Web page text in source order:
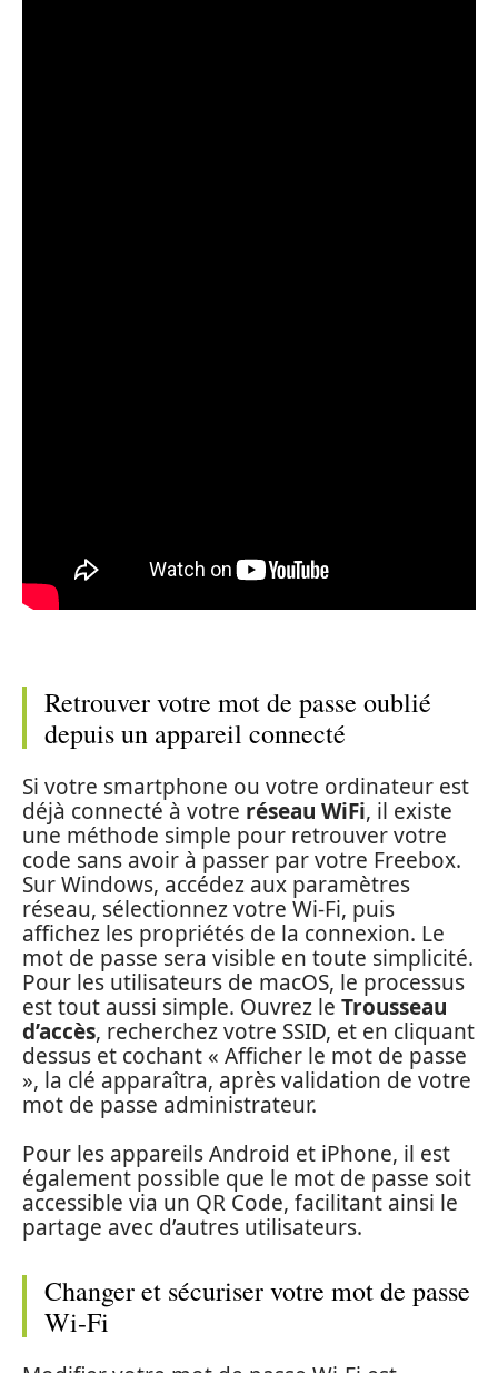
Retrouver votre mot de passe oublié
depuis un appareil connecté
Si votre smartphone ou votre ordinateur est
déjà connecté à votre réseau WiFi, il existe
une méthode simple pour retrouver votre
code sans avoir à passer par votre Freebox.
Sur Windows, accédez aux paramètres
réseau, sélectionnez votre Wi-Fi, puis
affichez les propriétés de la connexion. Le
mot de passe sera visible en toute simplicité.
Pour les utilisateurs de macOS, le processus
est tout aussi simple. Ouvrez le Trousseau
d’accès, recherchez votre SSID, et en cliquant
dessus et cochant « Afficher le mot de passe
», la clé apparaîtra, après validation de votre
mot de passe administrateur.
Pour les appareils Android et iPhone, il est
également possible que le mot de passe soit
accessible via un QR Code, facilitant ainsi le
partage avec d’autres utilisateurs.
Changer et sécuriser votre mot de passe
Wi-Fi